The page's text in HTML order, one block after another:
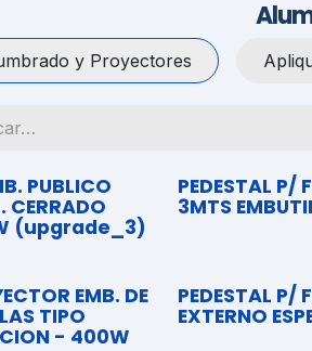
y Proyectores
PUBLICO
CERRADO
(upgrade_3)
PEDESTAL P/
3MTS
EMB. DE
TIPO
- 400W
PEDESTAL P/
EXTERNO